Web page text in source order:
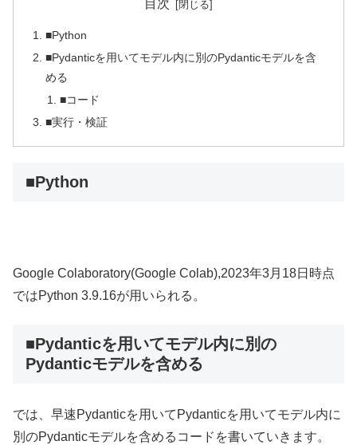
目次
■Python
■Pydanticを用いてモデル内に別のPydanticモデルを含
める
■コード
■実行・検証
■Python
Google Colaboratory(Google Colab),2023年3月18日時点
ではPython 3.9.16が用いられる。
■Pydanticを用いてモデル内に別の
Pydanticモデルを含める
では、早速Pydanticを用いてPydanticを用いてモデル内に
別のPydanticモデルを含めるコードを書いていきます。